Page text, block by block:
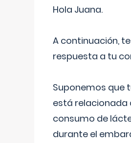
Hola Juana.
A continuación,
respuesta a tu
Suponemos que
está relacionada
consumo de
durante el